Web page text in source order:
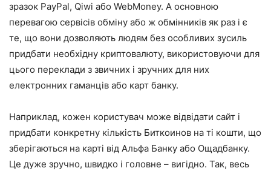
зразок PayPal, Qiwi або WebMoney. А основною
перевагою сервісів обміну або ж обмінників як раз і є
те, що вони дозволяють людям без особливих зусиль
придбати необхідну криптовалюту, використовуючи для
цього переклади з звичних і зручних для них
електронних гаманців або карт банку.
Наприклад, кожен користувач може відвідати сайт і
придбати конкретну кількість Биткоинов на ті кошти, що
зберігаються на карті від Альфа Банку або Ощадбанку.
Це дуже зручно, швидко і головне – вигідно. Так, весь